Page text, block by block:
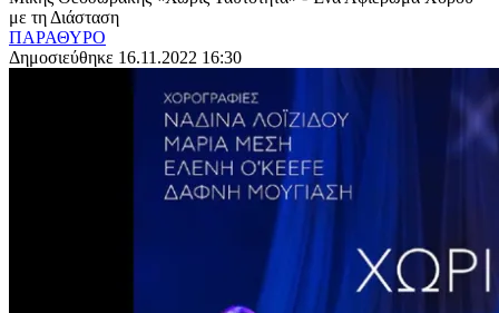
με τη Διάσταση
ΠΑΡΑΘΥΡΟ
Δημοσιεύθηκε 16.11.2022 16:30